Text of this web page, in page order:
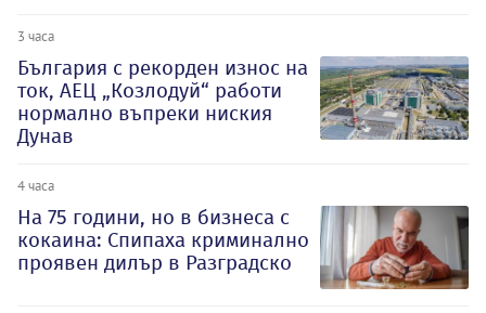
3 часа
България с рекорден износ на
ток, АЕЦ „Козлодуй“ работи
нормално въпреки ниския
Дунав
4 часа
На 75 години, но в бизнеса с
кокаина: Спипаха криминално
проявен дилър в Разградско